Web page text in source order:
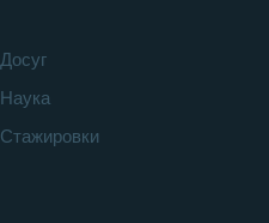
Досуг
Наука
Стажировки